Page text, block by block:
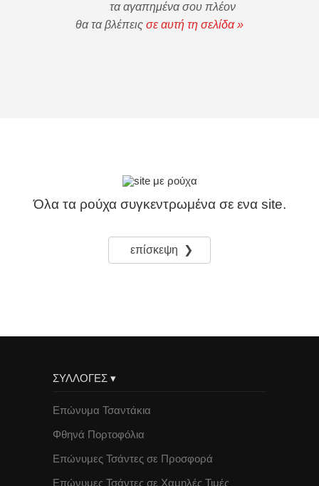
τα αγαπημένα σου πλέον
θα τα βλέπεις σε αυτή τη σελίδα »
Όλα τα ρούχα συγκεντρωμένα σε ενα site.
επίσκεψη ❯
ΣΥΛΛΟΓΕΣ ▾
Επώνυμα Τσαντάκια
Φθηνά Πορτοφόλια
Επώνυμες Τσάντες σε Προσφορά
Επώνυμες Τσάντες σε Χαμηλές Τιμές